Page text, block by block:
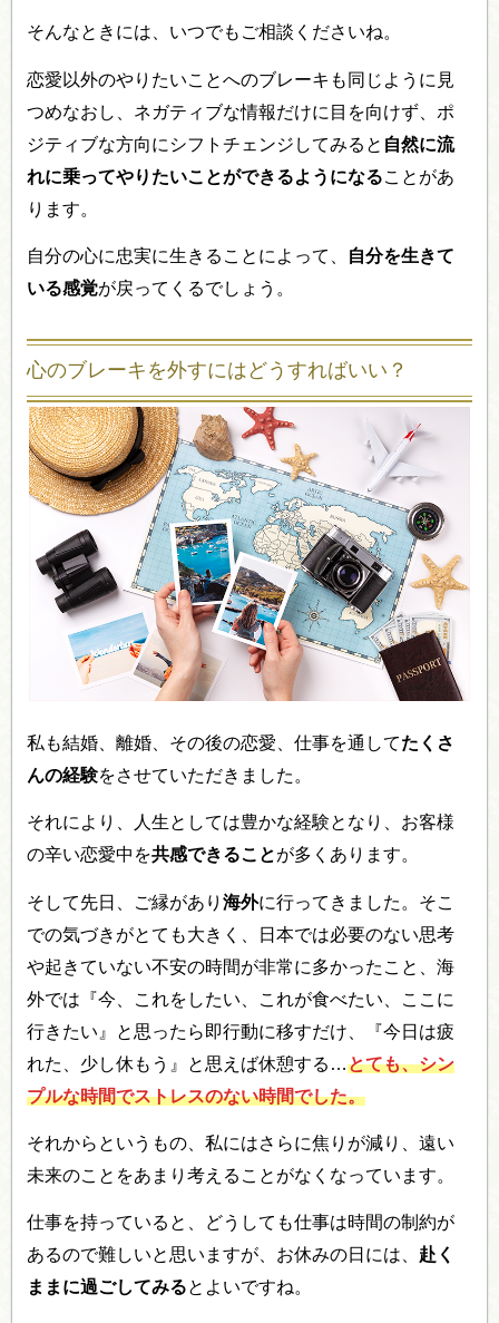
そんなときには、いつでもご相談くださいね。
恋愛以外のやりたいことへのブレーキも同じように見
つめなおし、ネガティブな情報だけに目を向けず、ポ
ジティブな方向にシフトチェンジしてみると 自然に流
れに乗ってやりたいことができるようになることがあ
ります。
自分の心に忠実に生きることによって、 自分を生きて
いる感覚が戻ってくるでしょう。
心のブレーキを外すにはどうすればいい？
私も結婚、離婚、その後の恋愛、仕事を通してたくさ
んの経験をさせていただきました。
それにより、人生としては豊かな経験となり、お客様
の辛い恋愛中を共感できることが多くあります。
そして先日、ご縁があり海外に行ってきました。そこ
での気づきがとても大きく、日本では必要のない思考
や起きていない不安の時間が非常に多かったこと、海
外では『今、これをしたい、これが食べたい、ここに
行きたい』と思ったら即行動に移すだけ、『今日は疲
れた、少し休もう』と思えば休憩する…とても、シン
プルな時間でストレスのない時間でした。
それからというもの、私にはさらに焦りが減り、遠い
未来のことをあまり考えることがなくなっています。
仕事を持っていると、どうしても仕事は時間の制約が
あるので難しいと思いますが、お休みの日には、 赴く
ままに過ごしてみるとよいですね。